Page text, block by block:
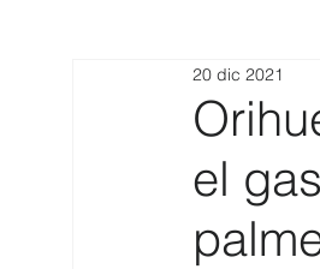
Empleo y Contratación
Urbanismoel
20 dic 2021